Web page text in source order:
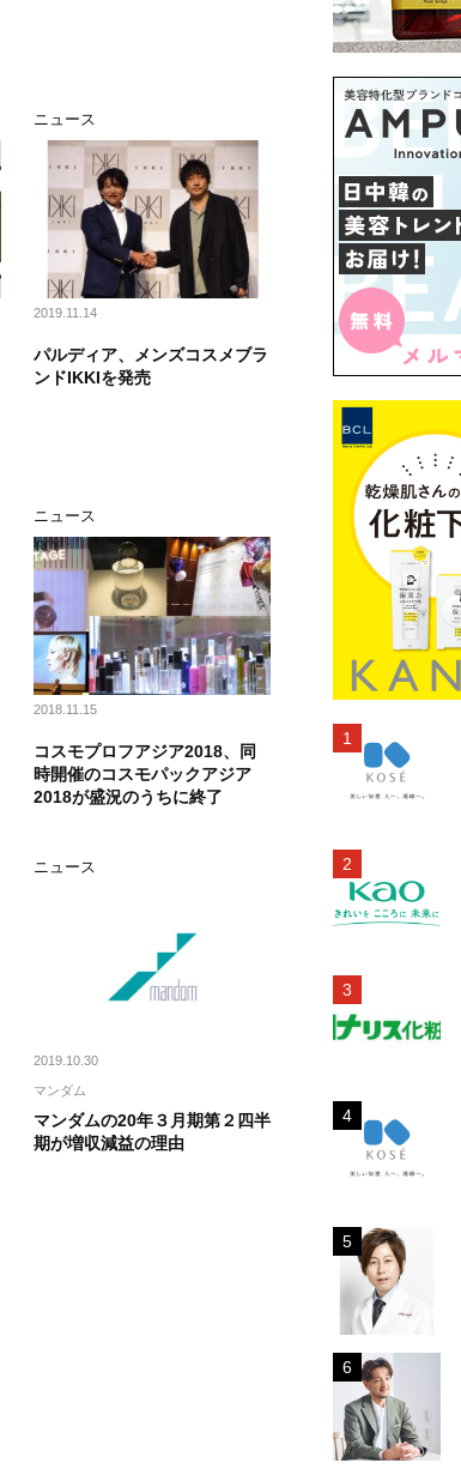
ニュース
2019.11.14
パルディア、メンズコスメブラ
ンドIKKIを発売
ニュース
2018.11.15
コスモプロフアジア2018、同
時開催のコスモパックアジア
2018が盛況のうちに終了
ニュース
2019.10.30
マンダム
マンダムの20年３月期第２四半
期が増収減益の理由